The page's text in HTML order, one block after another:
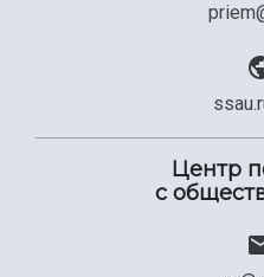
Центр
с